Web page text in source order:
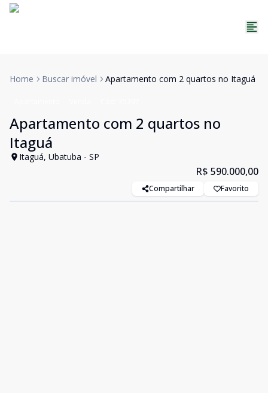
Home Buscar imóvel Apartamento com 2 quartos no Itaguá
Apartamento com 2 quartos no
Itaguá
Itaguá, Ubatuba - SP
R$ 590.000,00
Compartilhar Favorito